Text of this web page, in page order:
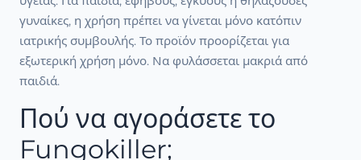
γυναίκες, η χρήση πρέπει να γίνεται μόνο κατόπιν
ιατρικής συμβουλής. Το προϊόν προορίζεται για
εξωτερική χρήση μόνο. Να φυλάσσεται μακριά από
παιδιά.
Πού να αγοράσετε το
Fungokiller;